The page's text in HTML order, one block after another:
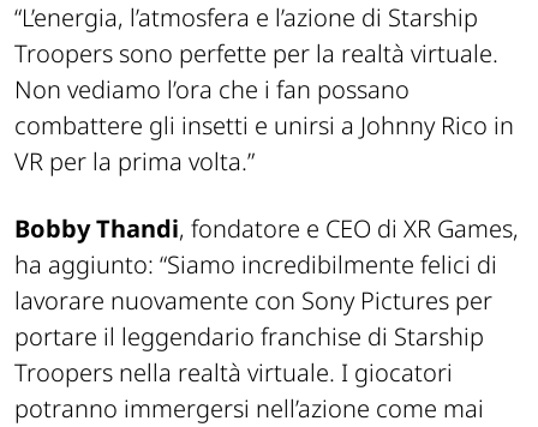
“L’energia, l’atmosfera e l’azione di Starship
Troopers sono perfette per la realtà virtuale.
Non vediamo l’ora che i fan possano
combattere gli insetti e unirsi a Johnny Rico in
VR per la prima volta.”
Bobby Thandi, fondatore e CEO di XR Games,
ha aggiunto: “Siamo incredibilmente felici di
lavorare nuovamente con Sony Pictures per
portare il leggendario franchise di Starship
Troopers nella realtà virtuale. I giocatori
potranno immergersi nell’azione come mai